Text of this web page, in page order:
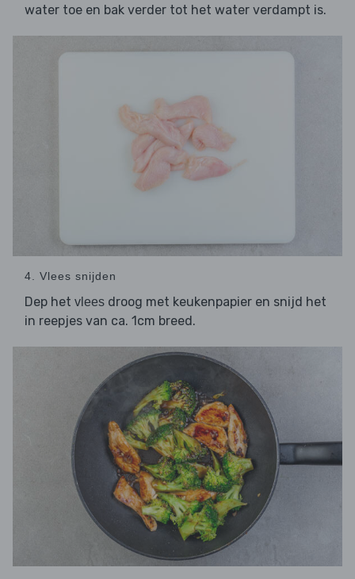
water toe en bak verder tot het water verdampt is.
4. Vlees snijden
Dep het vlees droog met keukenpapier en snijd het
in reepjes van ca. 1cm breed.